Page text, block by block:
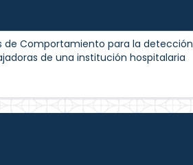
de Comportamiento para la
de una institución hospitalaria